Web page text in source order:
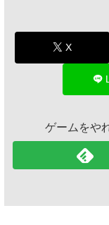
X
ゲームをや